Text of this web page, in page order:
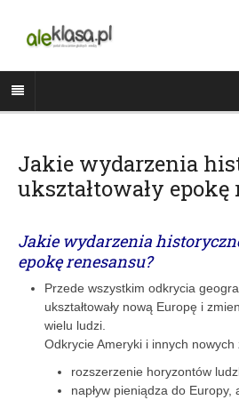
Jakie wydarzenia
ukształtowały epokę
Jakie wydarzenia
epokę renesansu?
Przede wszystkim odkrycia
ukształtowały nową Europę i
wielu ludzi.
Odkrycie Ameryki i innych nowych
rozszerzenie horyzontów
napływ pieniądza do